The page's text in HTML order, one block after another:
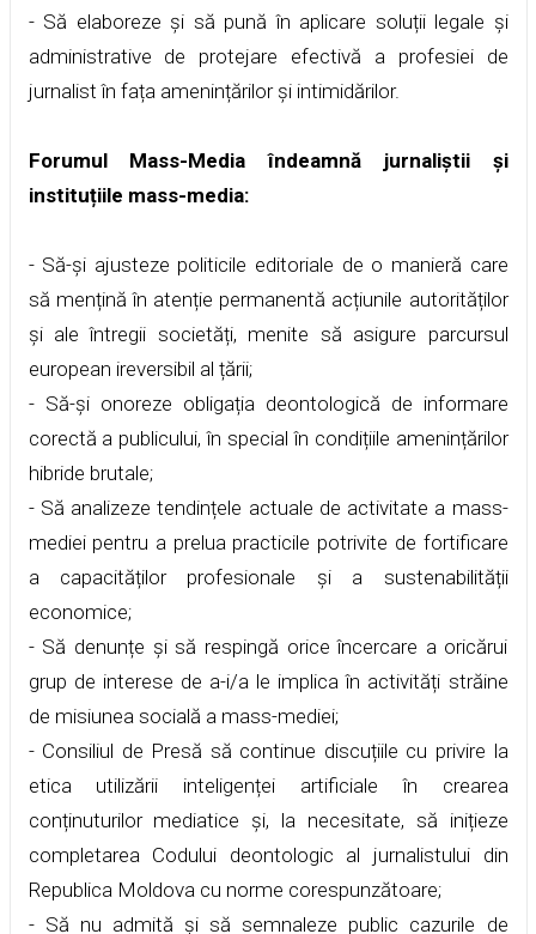
- Să elaboreze și să pună în aplicare soluții legale și
administrative de protejare efectivă a profesiei de
jurnalist în fața amenințărilor și intimidărilor.
Forumul Mass-Media îndeamnă jurnaliștii și
instituțiile mass-media:
- Să-și ajusteze politicile editoriale de o manieră care
să mențină în atenție permanentă acțiunile autorităților
și ale întregii societăți, menite să asigure parcursul
european ireversibil al țării;
- Să-și onoreze obligația deontologică de informare
corectă a publicului, în special în condițiile amenințărilor
hibride brutale;
- Să analizeze tendințele actuale de activitate a mass-
mediei pentru a prelua practicile potrivite de fortificare
a capacităților profesionale și a sustenabilității
economice;
- Să denunțe și să respingă orice încercare a oricărui
grup de interese de a-i/a le implica în activități străine
de misiunea socială a mass-mediei;
- Consiliul de Presă să continue discuțiile cu privire la
etica utilizării inteligenței artificiale în crearea
conținuturilor mediatice și, la necesitate, să inițieze
completarea Codului deontologic al jurnalistului din
Republica Moldova cu norme corespunzătoare;
- Să nu admită și să semnaleze public cazurile de